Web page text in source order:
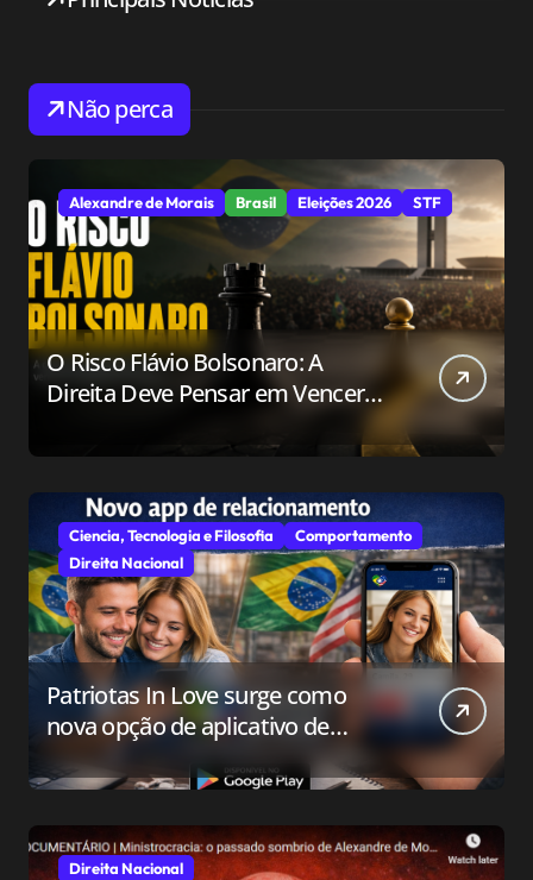
Não perca
Alexandre de Morais Brasil Eleições 2026 STF
O Risco Flávio Bolsonaro: A
Direita Deve Pensar em Vencer
Ciencia, Tecnologia e Filosofia
Comportamento
Direita Nacional
Patriotas In Love surge como
nova opção de aplicativo de
relacionamento para o público
conservador
Direita Nacional